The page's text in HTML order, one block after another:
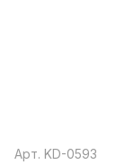
Арт. KD-0593